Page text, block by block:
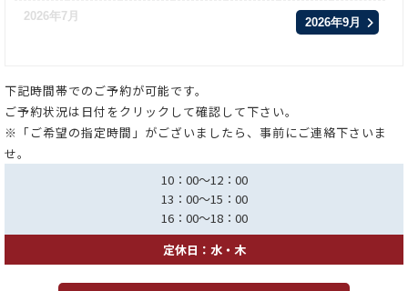
2026年7月 2026年9月
下記時間帯でのご予約が可能です。
ご予約状況は日付をクリックして確認して下さい。
※「ご希望の指定時間」がございましたら、事前にご連絡下さいま
せ。
10：00～12：00
13：00～15：00
16：00～18：00
定休日：水・木